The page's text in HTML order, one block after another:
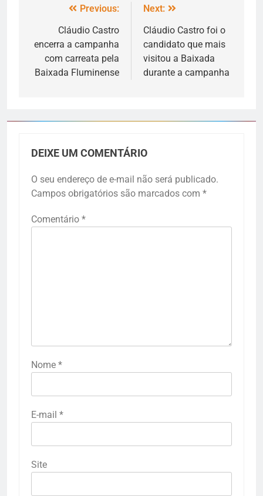
Previous:
Cláudio Castro
encerra a campanha
com carreata pela
Baixada Fluminense
Next:
Cláudio Castro foi o
candidato que mais
visitou a Baixada
durante a campanha
DEIXE UM COMENTÁRIO
O seu endereço de e-mail não será publicado.
Campos obrigatórios são marcados com *
Comentário *
Nome *
E-mail *
Site